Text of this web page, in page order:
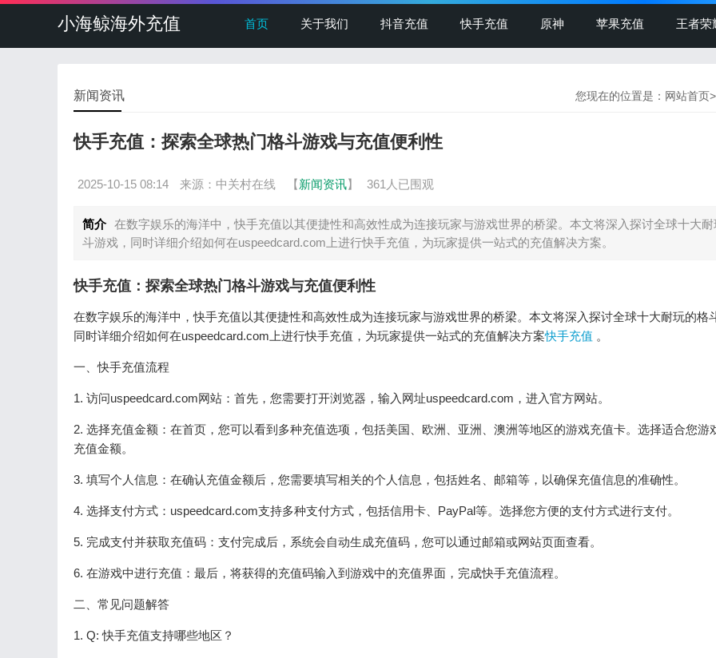
小海鲸海外充值 首页 关于我们 抖音充值 快手充值 原神 苹果充值 王者荣
您现在的位置是： 网站首页>
新闻资讯
快手充值：探索全球热门格斗游戏与充值便利性
2025-10-15 08:14 来源：中关村在线 【新闻资讯】 361人已围观
简介 在数字娱乐的海洋中，快手充值以其便捷性和高效性成为连接玩家与游戏世界的桥梁。本文将深入探讨全球十大
斗游戏，同时详细介绍如何在uspeedcard.com上进行快手充值，为玩家提供一站式的充值解决方案。
快手充值：探索全球热门格斗游戏与充值便利性
在数字娱乐的海洋中，快手充值以其便捷性和高效性成为连接玩家与游戏世界的桥梁。本文将深入探讨全球十大耐玩的格
同时详细介绍如何在uspeedcard.com上进行快手充值，为玩家提供一站式的充值解决方案快手充值 。
一、快手充值流程
1. 访问uspeedcard.com网站：首先，您需要打开浏览器，输入网址uspeedcard.com，进入官方网站。
2. 选择充值金额：在首页，您可以看到多种充值选项，包括美国、欧洲、亚洲、澳洲等地区的游戏充值卡。选择适合您游
充值金额。
3. 填写个人信息：在确认充值金额后，您需要填写相关的个人信息，包括姓名、邮箱等，以确保充值信息的准确性。
4. 选择支付方式：uspeedcard.com支持多种支付方式，包括信用卡、PayPal等。选择您方便的支付方式进行支付。
5. 完成支付并获取充值码：支付完成后，系统会自动生成充值码，您可以通过邮箱或网站页面查看。
6. 在游戏中进行充值：最后，将获得的充值码输入到游戏中的充值界面，完成快手充值流程。
二、常见问题解答
1. Q: 快手充值支持哪些地区？